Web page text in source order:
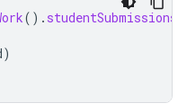
(). studentSubmissions
)